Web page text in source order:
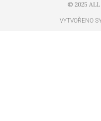
© 2025 ALL
VYTVOŘENO